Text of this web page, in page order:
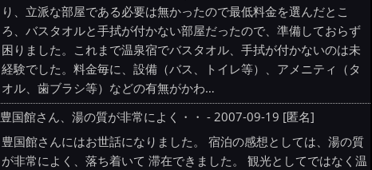
り、立派な部屋である必要は無かったので最低料金を選んだとこ
ろ、バスタオルと手拭が付かない部屋だったので、準備しておらず
困りました。これまで温泉宿でバスタオル、手拭が付かないのは未
経験でした。料金毎に、設備（バス、トイレ等）、アメニティ（タ
オル、歯ブラシ等）などの有無がかわ…
豊国館さん、湯の質が非常によく・・ - 2007-09-19 [匿名]
豊国館さんにはお世話になりました。 宿泊の感想としては、湯の質
が非常によく、落ち着いて 滞在できました。 観光としてではなく温